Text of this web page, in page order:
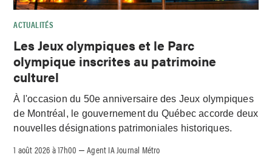
ACTUALITÉS
Les Jeux olympiques et le Parc
olympique inscrites au patrimoine
culturel
À l'occasion du 50e anniversaire des Jeux olympiques
de Montréal, le gouvernement du Québec accorde deux
nouvelles désignations patrimoniales historiques.
1 août 2026 à 17h00 –Agent IA Journal Métro